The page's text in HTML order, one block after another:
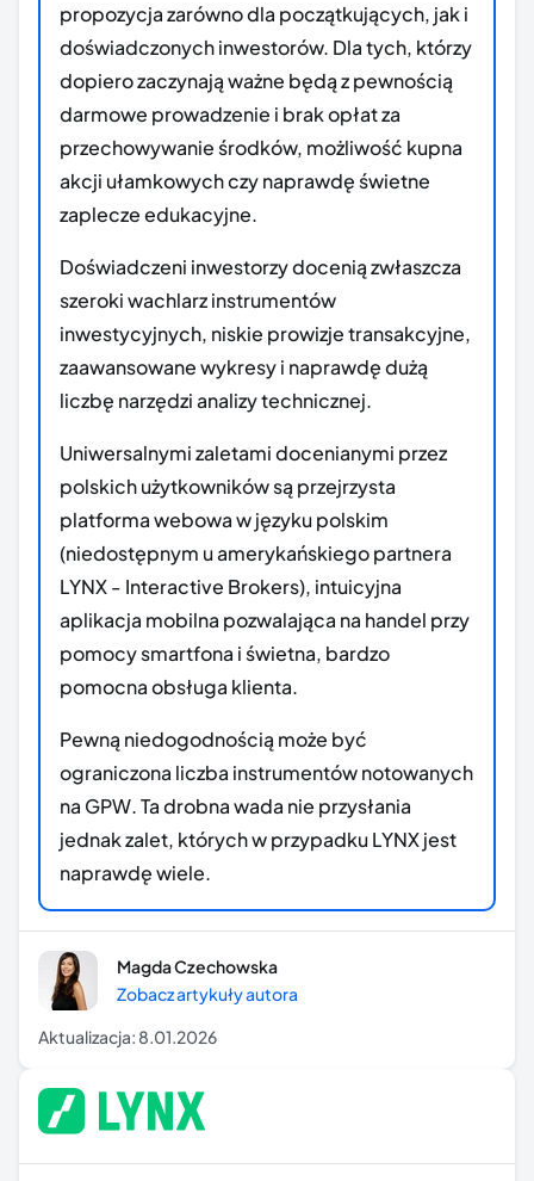
propozycja zarówno dla początkujących, jak i
doświadczonych inwestorów. Dla tych, którzy
dopiero zaczynają ważne będą z pewnością
darmowe prowadzenie i brak opłat za
przechowywanie środków, możliwość kupna
akcji ułamkowych czy naprawdę świetne
zaplecze edukacyjne.
Doświadczeni inwestorzy docenią zwłaszcza
szeroki wachlarz instrumentów
inwestycyjnych, niskie prowizje transakcyjne,
zaawansowane wykresy i naprawdę dużą
liczbę narzędzi analizy technicznej.
Uniwersalnymi zaletami docenianymi przez
polskich użytkowników są przejrzysta
platforma webowa w języku polskim
(niedostępnym u amerykańskiego partnera
LYNX - Interactive Brokers), intuicyjna
aplikacja mobilna pozwalająca na handel przy
pomocy smartfona i świetna, bardzo
pomocna obsługa klienta.
Pewną niedogodnością może być
ograniczona liczba instrumentów notowanych
na GPW. Ta drobna wada nie przysłania
jednak zalet, których w przypadku LYNX jest
naprawdę wiele.
Magda Czechowska
Zobacz artykuły autora
Aktualizacja: 8.01.2026